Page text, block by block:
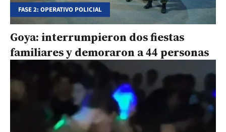
FASE 2: OPERATIVO POLICIAL
Goya: interrumpieron dos fiestas
familiares y demoraron a 44 personas